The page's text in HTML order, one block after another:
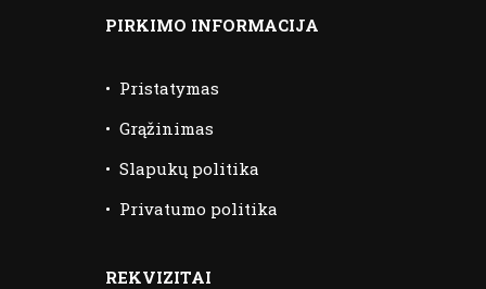
PIRKIMO INFORMACIJA
• Pristatymas
• Grąžinimas
• Slapukų politika
• Privatumo politika
REKVIZITAI